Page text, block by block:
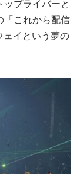
プライバーと
「これから配信
ェイという夢の